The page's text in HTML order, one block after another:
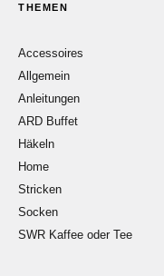
THEMEN
Accessoires
Allgemein
Anleitungen
ARD Buffet
Häkeln
Home
Stricken
Socken
SWR Kaffee oder Tee